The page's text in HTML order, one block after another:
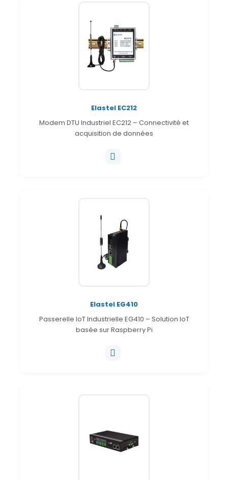
Elastel EC212
Modem DTU Industriel EC212 – Connectivité et
acquisition de données
Elastel EG410
Passerelle IoT Industrielle EG410 – Solution IoT
basée sur Raspberry Pi